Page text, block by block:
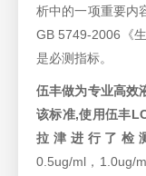
析中的一项重要内
GB 5749-2006《
是必测指标。
伍丰做为专业高效
该标准,使用伍丰
拉津 进行了检
0.5ug/ml，1.0ug/